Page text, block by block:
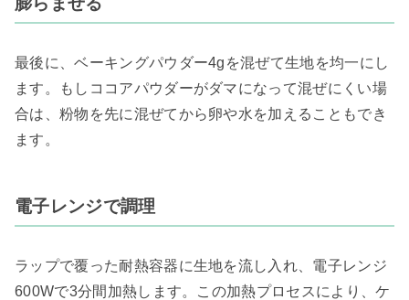
最後に、ベーキングパウダー4gを混ぜて生地を均一にし
ます。もしココアパウダーがダマになって混ぜにくい場
合は、粉物を先に混ぜてから卵や水を加えることもでき
ます。
電子レンジで調理
ラップで覆った耐熱容器に生地を流し入れ、電子レンジ
600Wで3分間加熱します。この加熱プロセスにより、ケ